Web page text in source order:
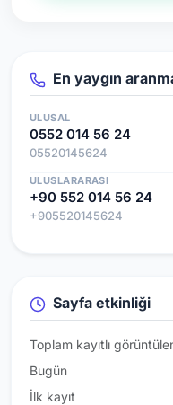
En yaygın
ULUSAL
0552 014 56 24
05520145624
ULUSLARARASI
+90 552 014 56 24
+905520145624
Sayfa etkinliği
Toplam kayıtlı
Bugün
İlk kayıt